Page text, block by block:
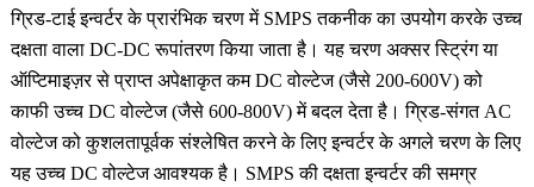
ग्रिड-टाई इन्वर्टर के प्रारंभिक चरण में SMPS तकनीक का उपयोग करके उच्च
दक्षता वाला DC-DC रूपांतरण किया जाता है। यह चरण अक्सर स्ट्रिंग या
ऑप्टिमाइज़र से प्राप्त अपेक्षाकृत कम DC वोल्टेज (जैसे 200-600V) को
काफी उच्च DC वोल्टेज (जैसे 600-800V) में बदल देता है। ग्रिड-संगत AC
वोल्टेज को कुशलतापूर्वक संश्लेषित करने के लिए इन्वर्टर के अगले चरण के लिए
यह उच्च DC वोल्टेज आवश्यक है। SMPS की दक्षता इन्वर्टर की समग्र